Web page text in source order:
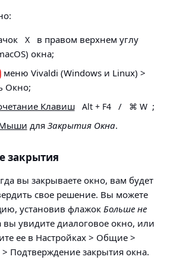
X
в правом верхнем углу
окна;
меню Vivaldi (Windows и Linux) >
Окно;
Клавиш Alt + F4 / ⌘ W ;
Мыши для Закрытия Окна.
закрытия
вы закрываете окно, вам будет
свое решение. Вы можете
установив флажок Больше не
вы увидите диалоговое окно, или
ее в Настройках > Общие >
Подтверждение закрытия окна.